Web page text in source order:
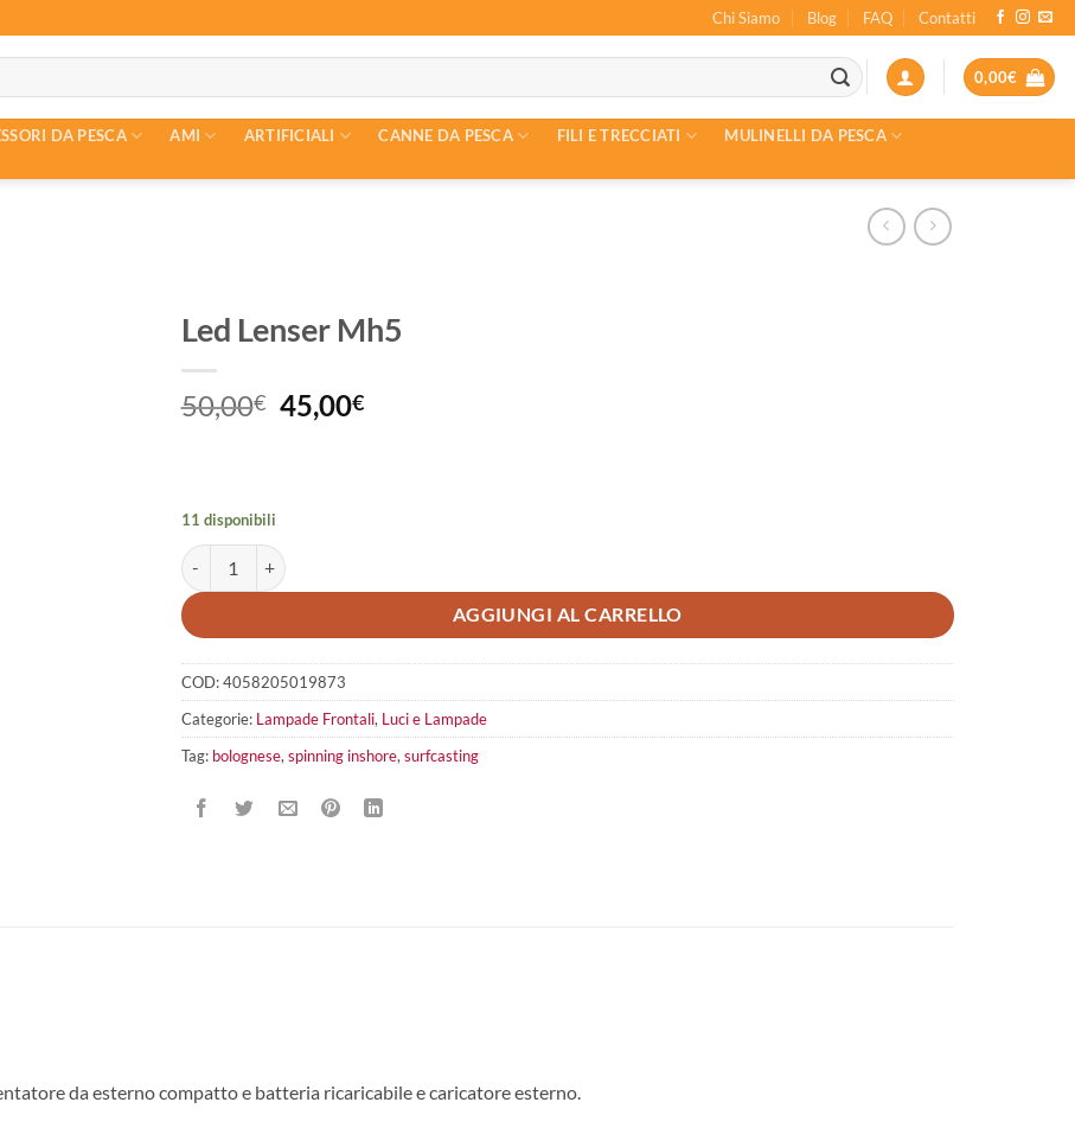
Chi Siamo Blog FAQ Contatti
0,00€
DA PESCA AMI ARTIFICIALI CANNE DA PESCA FILI E TRECCIATI
MULINELLI DA PESCA
Led Lenser Mh5
50,00€ Il
prezzo
45,00€Il
11 disponibili
Led Lenser Mh5 quantità
AGGIUNGI AL CARRELLO
COD:4058205019873
Categorie: Lampade Frontali, Luci e Lampade
Tag: bolognese, spinning inshore, surfcasting
da esterno compatto e batteria ricaricabile e caricatore esterno.